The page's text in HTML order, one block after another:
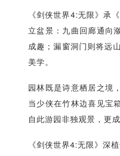
《剑侠世界4:无限》承
立盆景：九曲回廊通向
成趣；漏窗洞门则将远
美学。
园林既是诗意栖居之境
当少侠在竹林边喜见宝
自此游园非独观景，更
《剑侠世界4:无限》深